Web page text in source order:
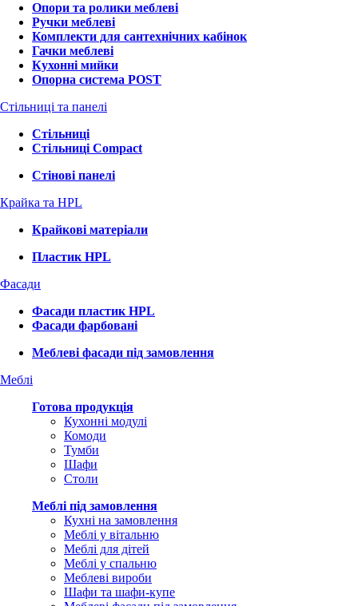
Опори та ролики меблеві
Ручки меблеві
Комплекти для сантехнічних кабінок
Гачки меблеві
Кухонні мийки
Опорна система POST
Стільниці та панелі
Стільниці
Стільниці Compact
Стінові панелі
Крайка та HPL
Крайкові матеріали
Пластик HPL
Фасади
Фасади пластик HPL
Фасади фарбовані
Меблеві фасади під замовлення
Меблі
Готова продукція
Кухонні модулі
Комоди
Тумби
Шафи
Столи
Меблі під замовлення
Кухні на замовлення
Меблі у вітальню
Меблі для дітей
Меблі у спальню
Меблеві вироби
Шафи та шафи-купе